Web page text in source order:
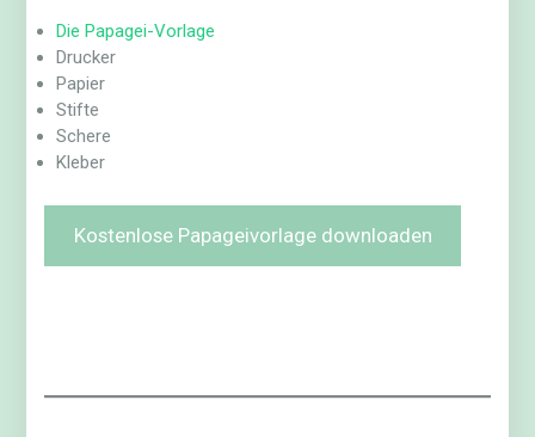
Die Papagei-Vorlage
Drucker
Papier
Stifte
Schere
Kleber
Kostenlose Papageivorlage downloaden